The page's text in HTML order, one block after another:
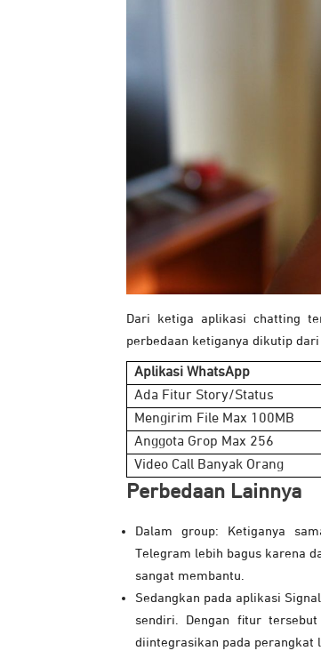
Dari ketiga aplikasi chatting
perbedaan ketiganya dikutip
Aplikasi WhatsApp
Ada Fitur Story/Status
Mengirim File Max 100MB
Anggota Grop Max 256
Video Call Banyak Orang
Perbedaan Lainnya
Dalam group: Ketiganya
Telegram lebih bagus karena
sangat membantu.
Sedangkan pada aplikasi
sendiri. Dengan fitur
diintegrasikan pada perangkat